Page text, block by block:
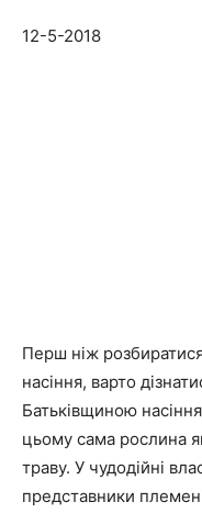
12-5-2018
Перш ніж
насіння, варто
Батьківщиною
цьому сама рослина
траву. У чудодійні
представники